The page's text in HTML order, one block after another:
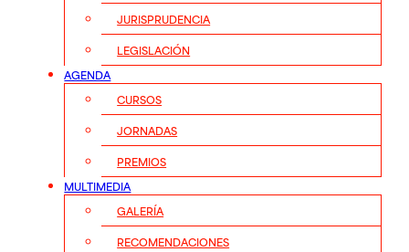
JURISPRUDENCIA
LEGISLACIÓN
AGENDA
CURSOS
JORNADAS
PREMIOS
MULTIMEDIA
GALERÍA
RECOMENDACIONES